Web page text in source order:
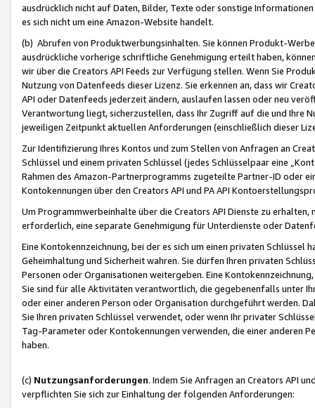
ausdrücklich nicht auf Daten, Bilder, Texte oder sonstige
es sich nicht um eine Amazon-Website handelt.
(b) Abrufen von Produktwerbungsinhalten. Sie können Produkt-
ausdrückliche vorherige schriftliche Genehmigung erteilt haben,
wir über die Creators API Feeds zur Verfügung stellen. Wenn Sie
Nutzung von Datenfeeds dieser Lizenz. Sie erkennen an, dass wir
API oder Datenfeeds jederzeit ändern, auslaufen lassen oder neu
Verantwortung liegt, sicherzustellen, dass Ihr Zugriff auf die und Ihre
jeweiligen Zeitpunkt aktuellen Anforderungen (einschließlich dieser
Zur Identifizierung Ihres Kontos und zum Stellen von Anfragen an
Schlüssel und einem privaten Schlüssel (jedes Schlüsselpaar eine
Rahmen des Amazon-Partnerprogramms zugeteilte Partner-ID oder
Kontokennungen über den Creators API und PA API
Um Programmwerbeinhalte über die Creators API Dienste zu
erforderlich, eine separate Genehmigung für Unterdienste oder
Eine Kontokennzeichnung, bei der es sich um einen privaten
Geheimhaltung und Sicherheit wahren. Sie dürfen Ihren privaten
Personen oder Organisationen weitergeben. Eine
Sie sind für alle Aktivitäten verantwortlich, die gegebenenfalls unter
oder einer anderen Person oder Organisation durchgeführt werden.
Sie Ihren privaten Schlüssel verwendet, oder wenn Ihr privater
Tag-Parameter oder Kontokennungen verwenden, die einer anderen
haben.
(c) Nutzungsanforderungen. Indem Sie Anfragen an Creators API
verpflichten Sie sich zur Einhaltung der folgenden Anforderungen: